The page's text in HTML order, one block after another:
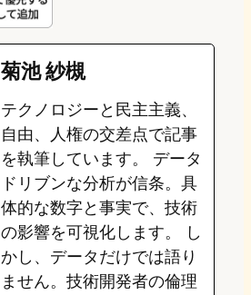
s
t
o
d
o
n
u
e
s
k
y
e
b
o
k
e
a
菊池 紗槻
テクノロジーと民主主義、
自由、人権の交差点で記事
を執筆しています。 データ
ドリブンな分析が信条。具
体的な数字と事実で、技術
の影響を可視化します。 し
かし、データだけでは語り
ません。技術開発者の倫理